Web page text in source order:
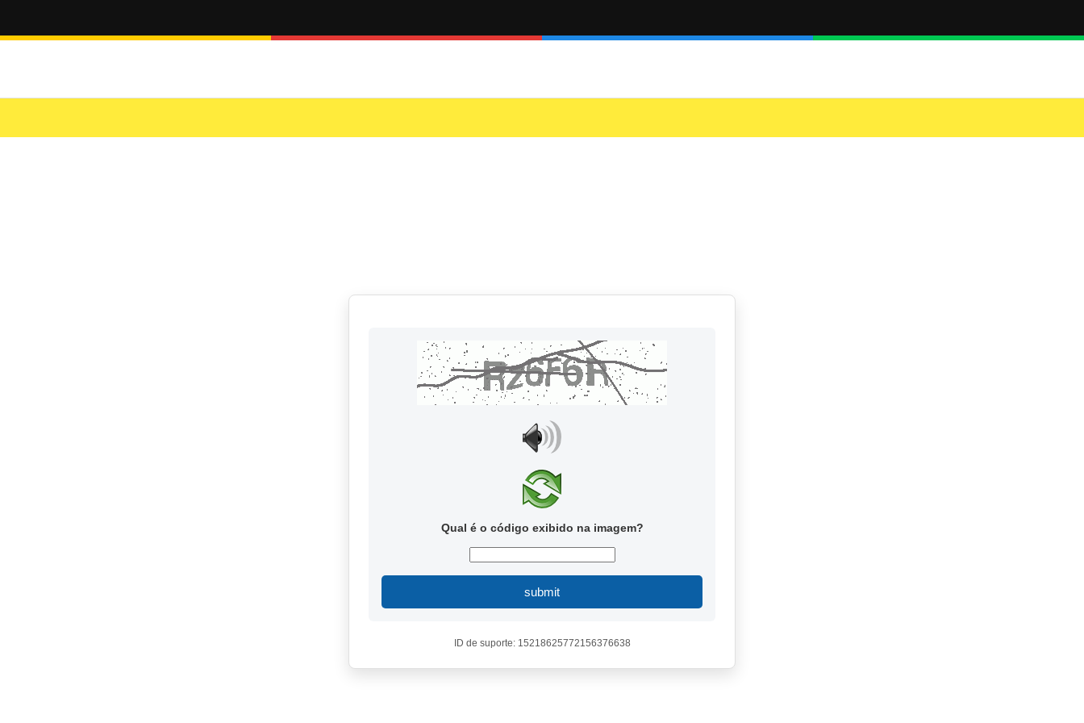
Qual é o código exibido na imagem?
submit
ID de suporte: 15218625772156376638